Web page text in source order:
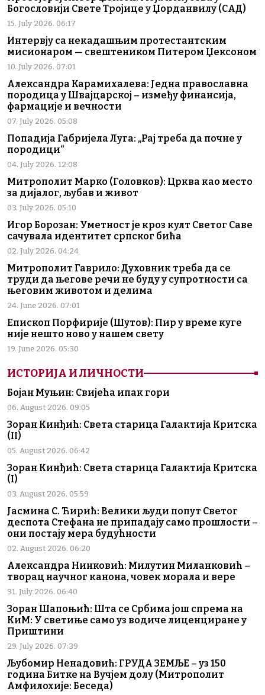
Богословији Свете Тројице у Џорданвилу (САД)
15. July 2026. 06:17
Интервју са некадашњим протестантским
мисионаром — свештеником Питером Џексоном
10. July 2026. 07:01
Александра Карамихалева: Једна православна
породица у Швајцарској – између финансија,
фармације и вечности
07. July 2026. 05:08
Попадија Габријела Луга: „Рај треба да почне у
породици“
04. July 2026. 12:08
Митрополит Марко (Головков): Црква као место
за дијалог, љубав и живот
03. July 2026. 05:10
Игор Борозан: Уметност је кроз култ Светог Саве
сачувала идентитет српског бића
02. July 2026. 04:24
Митрополит Гаврило: Духовник треба да се
труди да његове речи не буду у супротности са
његовим животом и делима
24. June 2026. 07:01
Епископ Порфирије (Шутов): Пир у време куге
није нешто ново у нашем свету
19. June 2026. 05:30
ИСТОРИЈА И ЛИЧНОСТИ
Бојан Муњин: Свијећа ипак гори
06. August 2026. 09:05
Зоран Кинђић: Света старица Галактија Критска
(II)
05. August 2026. 06:42
Зоран Кинђић: Света старица Галактија Критска
(I)
03. August 2026. 05:59
Јасмина С. Ћирић: Велики људи попут Светог
деспота Стефана не припадају само прошлости –
они постају мера будућности
02. August 2026. 06:20
Александра Нинковић: Милутин Миланковић –
творац научног канона, човек морала и вере
31. July 2026. 06:40
Зоран Шапоњић: Шта се Србима још спрема на
КиМ: У светиње само уз водиче лиценциране у
Приштини
29. July 2026. 07:39
Љубомир Ненадовић: ГРУДА ЗЕМЉЕ – уз 150
година Битке на Вучјем долу (Митрополит
Амфилохије: Беседа)